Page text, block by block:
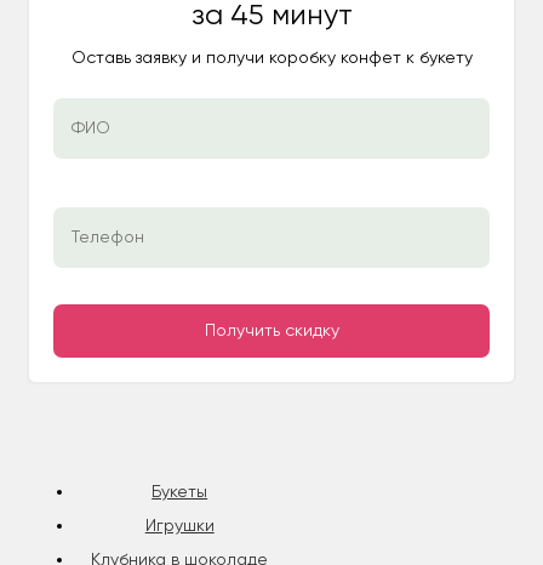
за 45 минут
Оставь заявку и получи коробку конфет к букету
Букеты
Игрушки
Клубника в шоколаде